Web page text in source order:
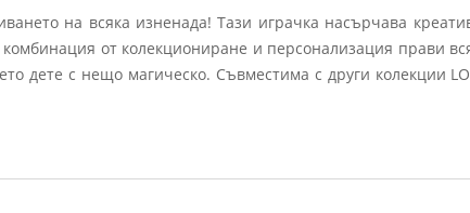
на всяка изненада! Тази играчка насърчава
от колекциониране и персонализация прави
дете с нещо магическо. Съвместима с други колекции